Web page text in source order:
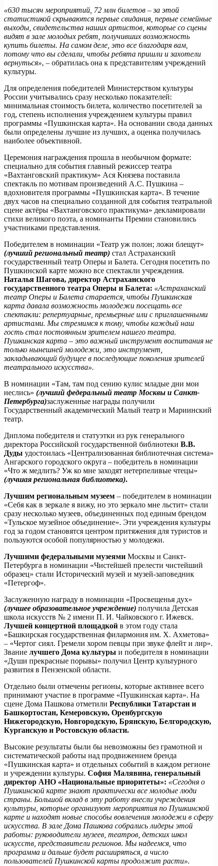
«630 тысяч мероприятий, 72 млн билетов – за этой
статистикой скрываются первые свидания, первые семейные
выходы, свидетельства наших артистов, которые со сцены
видят в зале молодых ребят, получивших возможность
купить билеты. На самом деле, это все благодаря вам,
потому что вы сделали, чтобы ребята пришли и захотели
вернуться», – обратилась она к представителям учреждений
культуры.
Для определения победителей Министерством культуры
России учитывались сразу несколько показателей:
минимальная стоимость билета, количество посетителей за
год, степень исполнения учреждением культуры правил
программы «Пушкинская карта». На основании свода данных
были определены лучшие из лучших, а оценка получилась
наиболее объективной.
Церемония награждения прошла в необычном формате:
специально для события главный режиссер театра
«Вахтанговский практикум» Ася Князева поставила
спектакль по мотивам произведений А.С. Пушкина –
вдохновителя программы «Пушкинская карта». В течение
двух часов на специально созданной для события театральной
сцене актёры «Вахтанговского практикума» декламировали
стихи великого поэта, а номинанты Премии становились
участниками представления.
Победителем в номинации «Театр уж полон; ложи блещут»
(лучший региональный театр) стал Астраханский
государственный театр Оперы и Балета. Сегодня посетить по
Пушкинской карте можно все спектакли учреждения.
Наталья Шагова, директор Астраханского
государственного театра Оперы и Балета: «Астраханский
театр Оперы и Балета старается, чтобы Пушкинская
карта давала возможность молодежи посещать все
спектакли: репертуарные, премьерные или с приглашенными
артистами. Мы стремимся к тому, чтобы каждый наш
гость стал постоянным зрителем нашего театра.
Пушкинская карта – это важный инструмент воспитания не
только нынешней молодежи, это инструмент,
закладывающий будущее в последующие поколения зрителей
театрального искусства».
В номинации «Там, там под сению кулис младые дни мои
неслись» (лучший федеральный театр Москвы и Санкт-
Петербурга)заслуженные награды получили
Государственный академический Малый театр и Мариинский
театр.
Диплома победителя и статуэтки из рук генерального
директора Российской государственной библиотеки В.В.
Дуды удостоилась «Централизованная библиотечная система»
Ангарского городского округа – победитель в номинации
«Что ж медлить? Уж ко мне заходят нетерпеливые чтецы»
(лучшая региональная библиотека).
Лучшим региональным музеем – победителем в номинации
«Себя как в зеркале я вижу, но это зеркало мне льстит» стали
сразу несколько музеев, объединенных под единым брендом
«Тульское музейное объединение». Эти учреждения культуры
год за годом становятся центром притяжения для туристов и
пользуются особой популярностью у молодежи.
Лучшими федеральными музеями Москвы и Санкт-
Петербурга в номинации «Чистейшей прелести чистейший
образец» стали Исторический музей и музей-заповедник
«Петергоф».
Заслуженную награду в номинации «Просвещенья дух»
(лучшее образовательное учреждение) получила Детская
школа искусств № 2 имени П. И. Чайковского г. Ижевск.
Лучшей концертной площадкой в этом году стала
«Башкирская государственная филармония им. Х. Ахметова»
– «Чертог сиял. Гремели хором певцы при звуке флейт и лир».
Звание лучшего Дома культуры и победителя в номинации
«Души прекрасные порывы» получил Центр культурного
развития в Пензенской области.
Отдельно были отмечены регионы, которые активнее всего
принимают участие в программе «Пушкинская карта». На
сцене Дома Пашкова отметили Республики Татарстан и
Башкортостан, Кемеровскую, Оренбургскую
Нижегородскую, Новгородскую, Брянскую, Белгородскую,
Курганскую и Ростовскую области.
Высокие результаты были бы невозможны без грамотной и
систематической работы над продвижением бренда
«Пушкинская карта» и отдельных событий в каждом регионе
и учреждении культуры. София Малявина, генеральный
директор АНО «Национальные приоритеты»: «Сегодня о
Пушкинской карте знают практически все молодые люди
страны. Большой вклад в эту работу внесли учреждения
культуры, которые организуют мероприятия по Пушкинской
карте и находят новые способы вовлечения молодежи в сферу
искусства. В зале Дома Пашкова собрались лидеры этой
работы: руководители музеев, театров, детских школ
искусств, представители регионов. Мы надеемся, что
программа и дальше будет расширяться, а число
пользователей Пушкинской карты продолжит расти».